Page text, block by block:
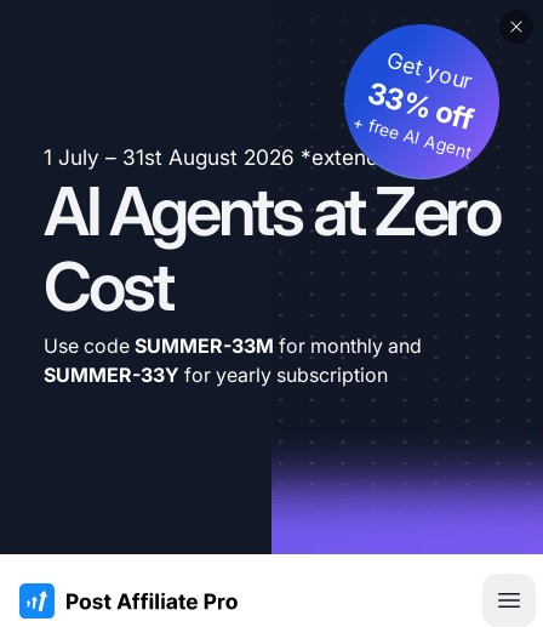
1 July – 31st August 2026 *extended
AI Agents at Zero
Cost
Get your
33% off
+ free AI Agent
Use code SUMMER-33M for monthly and
SUMMER-33Y for yearly subscription
:site.title